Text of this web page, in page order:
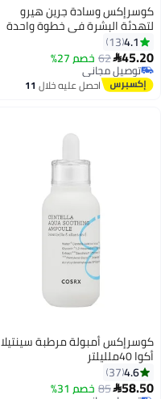
كوسرإكس وسادة جرين هيرو
لتهدئة البشرة في خطوة واحدة
4.1
13
45.20
62 خصم 27%
توصيل مجاني
توصيل مجانياحصل عليه خلال 11
كوسرإكس أمبولة مرطبة سينتيلا
أكوا 40ملليلتر
4.6
37
58.50
85 خصم 31%